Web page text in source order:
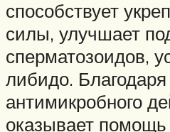
способствует
силы, улучшает
сперматозоидов,
либидо.
антимикробного
оказывает